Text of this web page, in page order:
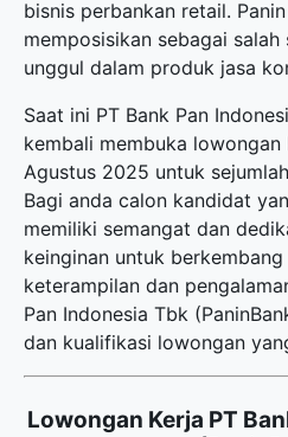
bisnis perbankan retail.
memposisikan sebagai
unggul dalam produk jasa
Saat ini PT Bank Pan
kembali membuka lowongan
Agustus 2025 untuk
Bagi anda calon kandidat
memiliki semangat dan
keinginan untuk
keterampilan dan
Pan Indonesia Tbk
dan kualifikasi lowongan
Lowongan Kerja PT